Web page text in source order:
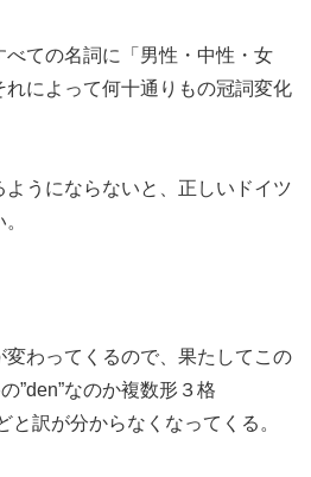
べての名詞に「男性・中性・女
によって何十通りもの冠詞変化
うにならないと、正しいドイツ
わってくるので、果たしてこの
”den”なのか複数形３格
と訳が分からなくなってくる。